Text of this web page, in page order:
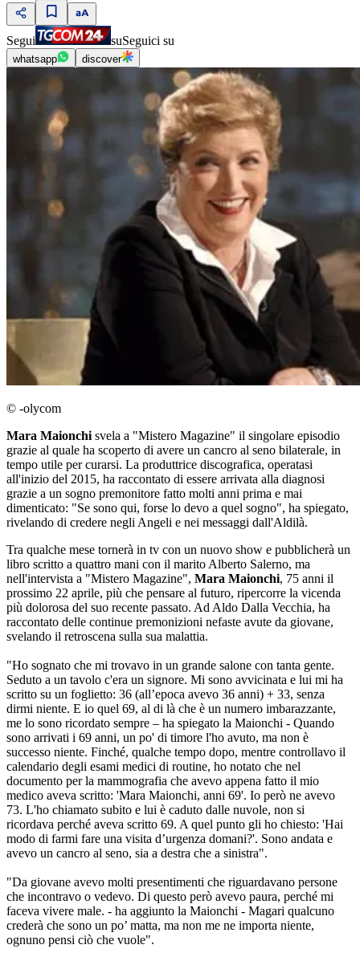
Segui suSeguici su
whatsapp discover
© -olycom
Mara Maionchi svela a "Mistero Magazine" il singolare episodio
grazie al quale ha scoperto di avere un cancro al seno bilaterale, in
tempo utile per curarsi. La produttrice discografica, operatasi
all'inizio del 2015, ha raccontato di essere arrivata alla diagnosi
grazie a un sogno premonitore fatto molti anni prima e mai
dimenticato: "Se sono qui, forse lo devo a quel sogno", ha spiegato,
rivelando di credere negli Angeli e nei messaggi dall'Aldilà.
Tra qualche mese tornerà in tv con un nuovo show e pubblicherà un
libro scritto a quattro mani con il marito Alberto Salerno, ma
nell'intervista a "Mistero Magazine", Mara Maionchi, 75 anni il
prossimo 22 aprile, più che pensare al futuro, ripercorre la vicenda
più dolorosa del suo recente passato. Ad Aldo Dalla Vecchia, ha
raccontato delle continue premonizioni nefaste avute da giovane,
svelando il retroscena sulla sua malattia.
"Ho sognato che mi trovavo in un grande salone con tanta gente.
Seduto a un tavolo c'era un signore. Mi sono avvicinata e lui mi ha
scritto su un foglietto: 36 (all’epoca avevo 36 anni) + 33, senza
dirmi niente. E io quel 69, al di là che è un numero imbarazzante,
me lo sono ricordato sempre – ha spiegato la Maionchi - Quando
sono arrivati i 69 anni, un po' di timore l'ho avuto, ma non è
successo niente. Finché, qualche tempo dopo, mentre controllavo il
calendario degli esami medici di routine, ho notato che nel
documento per la mammografia che avevo appena fatto il mio
medico aveva scritto: 'Mara Maionchi, anni 69'. Io però ne avevo
73. L'ho chiamato subito e lui è caduto dalle nuvole, non si
ricordava perché aveva scritto 69. A quel punto gli ho chiesto: 'Hai
modo di farmi fare una visita d’urgenza domani?'. Sono andata e
avevo un cancro al seno, sia a destra che a sinistra".
"Da giovane avevo molti presentimenti che riguardavano persone
che incontravo o vedevo. Di questo però avevo paura, perché mi
faceva vivere male. - ha aggiunto la Maionchi - Magari qualcuno
crederà che sono un po’ matta, ma non me ne importa niente,
ognuno pensi ciò che vuole".